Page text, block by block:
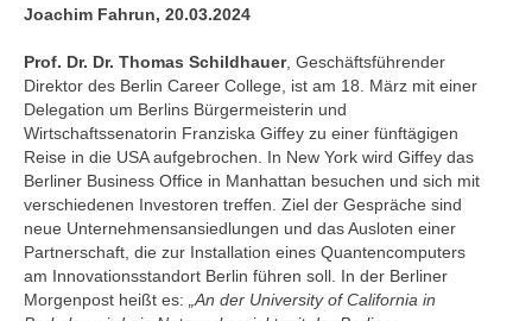
Joachim Fahrun, 20.03.2024
Prof. Dr. Dr. Thomas Schildhauer, Geschäftsführender
Direktor des Berlin Career College, ist am 18. März mit einer
Delegation um Berlins Bürgermeisterin und
Wirtschaftssenatorin Franziska Giffey zu einer fünftägigen
Reise in die USA aufgebrochen. In New York wird Giffey das
Berliner Business Office in Manhattan besuchen und sich mit
verschiedenen Investoren treffen. Ziel der Gespräche sind
neue Unternehmensansiedlungen und das Ausloten einer
Partnerschaft, die zur Installation eines Quantencomputers
am Innovationsstandort Berlin führen soll. In der Berliner
Morgenpost heißt es:
„An der University of California in